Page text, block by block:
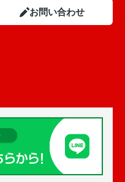
お問い合わせ